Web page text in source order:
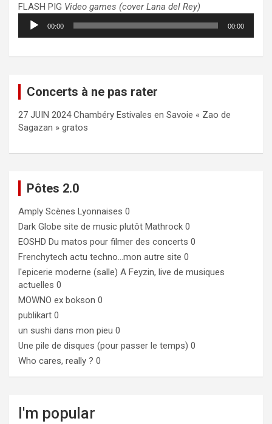
FLASH PIG Video games (cover Lana del Rey)
Lecteur
audio
00:00 00:00
Concerts à ne pas rater
27 JUIN 2024 Chambéry Estivales en Savoie « Zao de
Sagazan » gratos
Pôtes 2.0
Amply Scènes Lyonnaises 0
Dark Globe site de music plutôt Mathrock 0
EOSHD Du matos pour filmer des concerts 0
Frenchytech actu techno…mon autre site 0
l'epicerie moderne (salle) A Feyzin, live de musiques
actuelles 0
MOWNO ex bokson 0
publikart 0
un sushi dans mon pieu 0
Une pile de disques (pour passer le temps) 0
Who cares, really ? 0
I'm popular